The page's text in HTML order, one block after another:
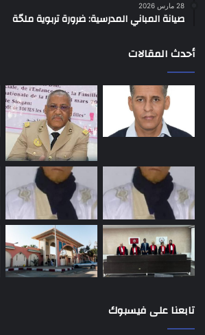
28 مارس 2026
صيانة المباني المدرسية: ضرورة تربوية ملحّة
أحدث المقالات
تابعنا على فيسبوك